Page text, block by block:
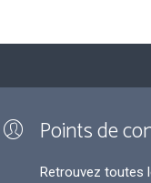
Points de
Retrouvez toutes